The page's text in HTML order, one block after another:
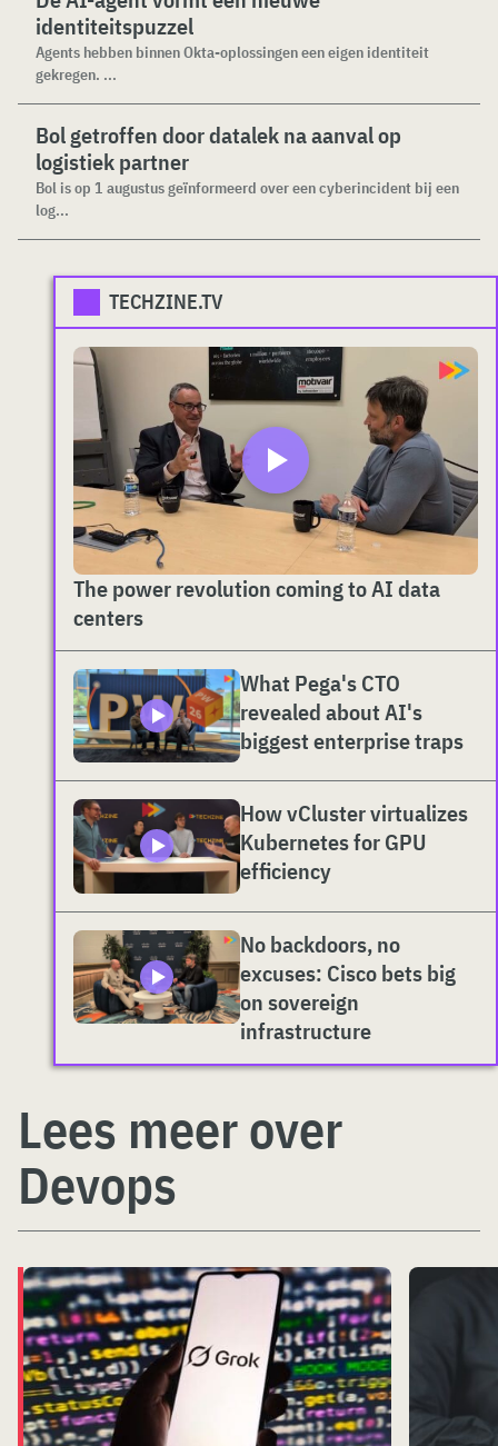
identiteitspuzzel
Agents hebben binnen Okta-oplossingen een eigen identiteit
gekregen. ...
Bol getroffen door datalek na aanval op
logistiek partner
Bol is op 1 augustus geïnformeerd over een cyberincident bij een
log...
TECHZINE.TV
The power revolution coming to AI data
centers
What Pega's CTO
revealed about AI's
biggest enterprise traps
How vCluster virtualizes
Kubernetes for GPU
efficiency
No backdoors, no
excuses: Cisco bets big
on sovereign
infrastructure
Lees meer over
Devops